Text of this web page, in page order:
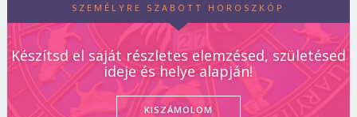
SZEMÉLYRE SZABOTT HOROSZKÓP
Készítsd el saját részletes elemzésed, születésed
ideje és helye alapján!
KISZÁMOLOM